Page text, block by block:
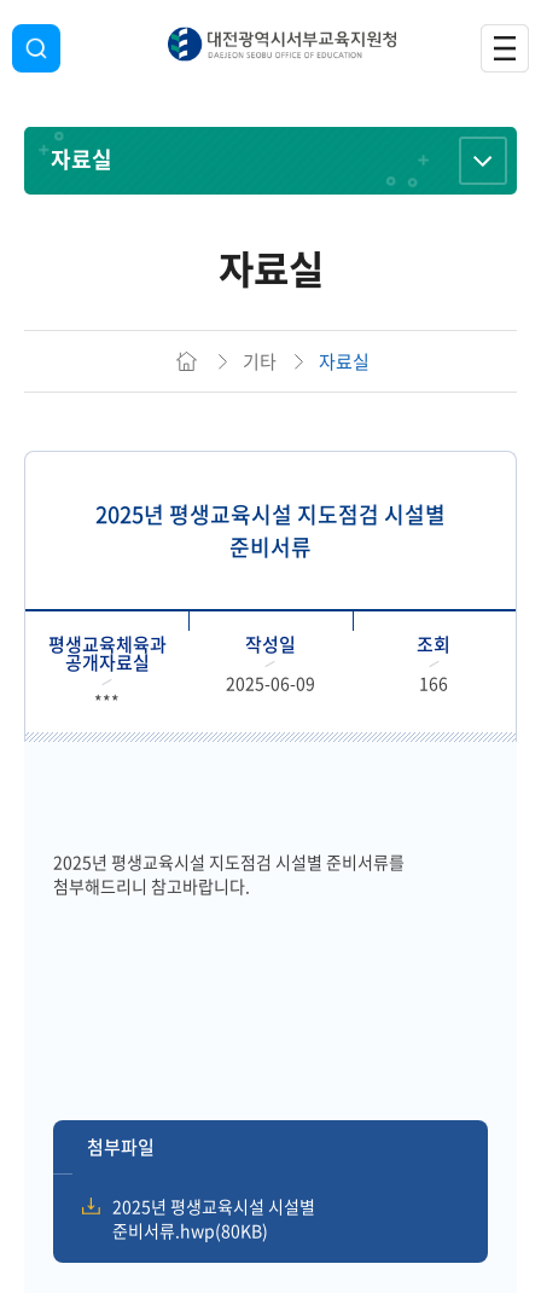
자료실
자료실
기타 자료실
2025년 평생교육시설 지도점검 시설별
준비서류
평생교육체육과
공개자료실
***
작성일
2025-06-09
조회
166
2025년 평생교육시설 지도점검 시설별 준비서류를
첨부해드리니 참고바랍니다.
첨부파일
2025년 평생교육시설 시설별
준비서류.hwp(80KB)